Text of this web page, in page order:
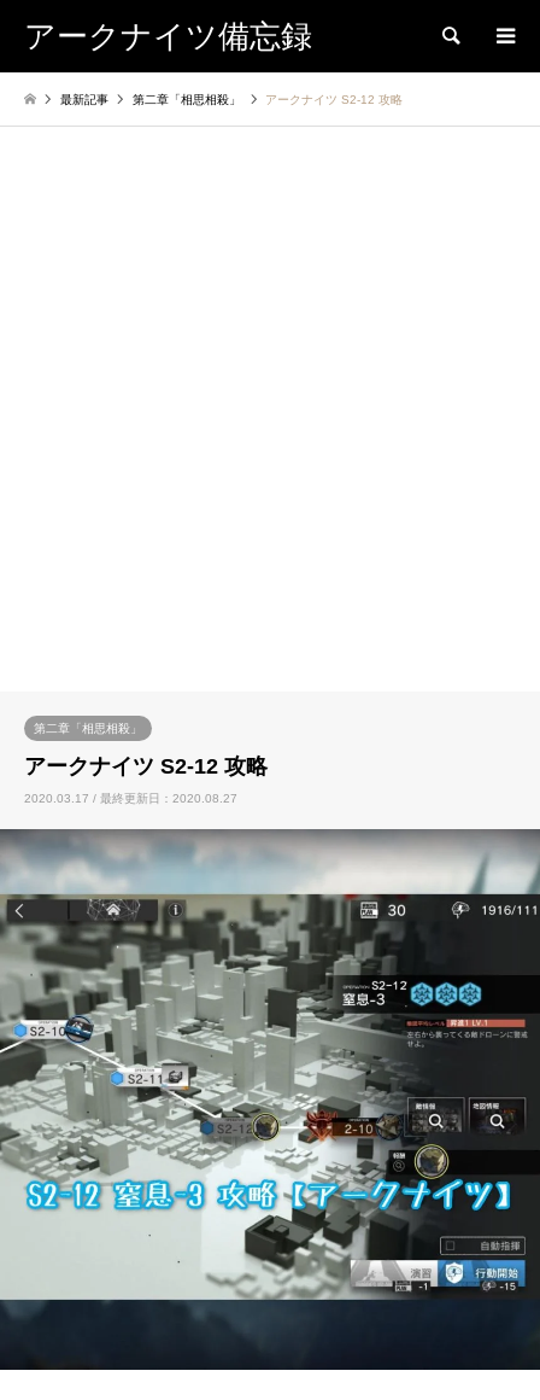
アークナイツ備忘録 検索
最新記事 第二章「相思相殺」 アークナイツ S2-12 攻略
第二章「相思相殺」
アークナイツ S2-12 攻略
2020.03.17 / 最終更新日：2020.08.27